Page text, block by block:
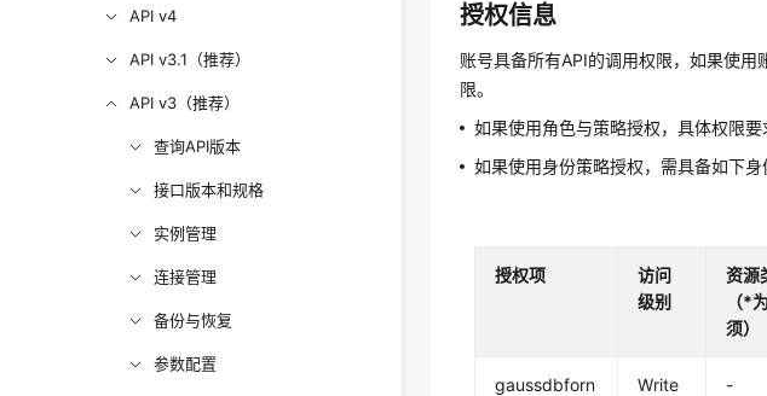
API v4
API v3.1（推荐）
API v3（推荐）
查询API版本
接口版本和规格
实例管理
连接管理
备份与恢复
参数配置
授权信息
账号具备所有API的调用权限，如果使
限。
如果使用角色与策略授权，具体权限要
如果使用身份策略授权，需具备如下身
授权项
访问
级别
资源
（*
须）
gaussdbforn
Write -